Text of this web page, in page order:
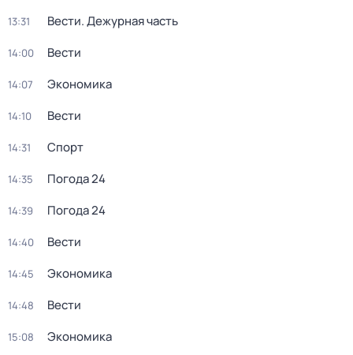
13:31 Вести. Дежурная часть
14:00 Вести
14:07 Экономика
14:10 Вести
14:31 Спорт
14:35 Погода 24
14:39 Погода 24
14:40 Вести
14:45 Экономика
14:48 Вести
15:08 Экономика